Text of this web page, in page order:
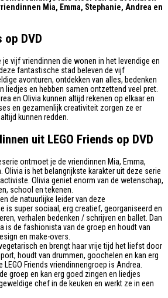
Mia, Emma, Stephanie, Andrea en
op DVD
je vijf vriendinnen die wonen in het levendige en
fantastische stad beleven de vijf
avonturen, ontdekken van alles, bedenken
liedjes en hebben samen ontzettend veel pret.
en Olivia kunnen altijd rekenen op elkaar en
en gezamenlijk creativiteit zorgen ze er
kunnen redden.
uit LEGO Friends op DVD
ontmoet je de vriendinnen Mia, Emma,
Olivia is het belangrijkste karakter uit deze serie
Olivia geniet enorm van de wetenschap,
school en tekenen.
de natuurlijke leider van deze
is super sociaal, erg creatief, georganiseerd en
verhalen bedenken / schrijven en ballet. Dan
is de fashionista van de groep en houdt van
en make-overs.
en brengt haar vrije tijd het liefst door
houdt van drummen, goochelen en kan erg
Friends vriendinnengroep is Andrea.
groep en kan erg goed zingen en liedjes
chef in de keuken en werkt ze in een